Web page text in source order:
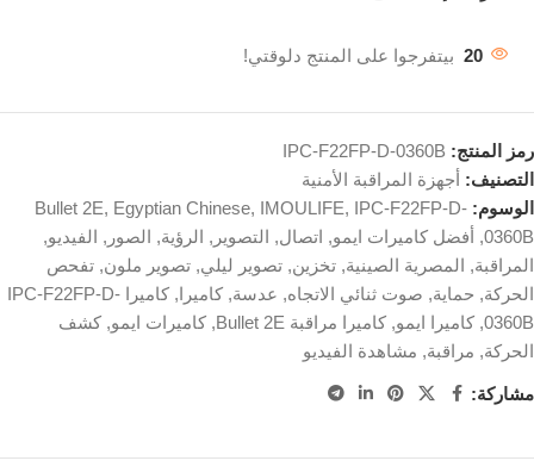
20 بيتفرجوا على المنتج دلوقتي!
رمز المنتج: IPC-F22FP-D-0360B
التصنيف: أجهزة المراقبة الأمنية
الوسوم:
Bullet 2E, Egyptian Chinese, IMOULIFE, IPC-F22FP-D-
0360B
, أفضل كاميرات ايمو, اتصال, التصوير , الرؤية, الصور , الفيديو,
المراقبة, المصرية الصينية, تخزين, تصوير ليلي, تصوير ملون, تفحص
الحركة, حماية, صوت ثنائي الاتجاه, عدسة, كاميرا,
كاميرا IPC-F22FP-D-
0360B
, كاميرا ايمو, كاميرا مراقبة Bullet 2E , كاميرات ايمو, كشف
الحركة, مراقبة, مشاهدة الفيديو
مشاركة: